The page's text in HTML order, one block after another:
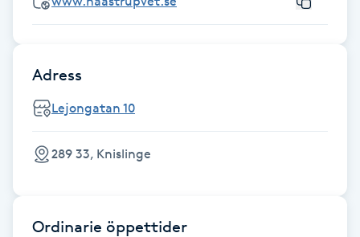
Fransborttagning
Fransfärgning
Adress
Lejongatan 10
289 33, Knislinge
Ordinarie öppettider